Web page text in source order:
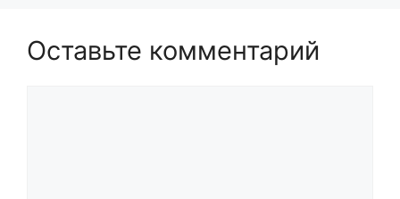
Оставьте комментарий